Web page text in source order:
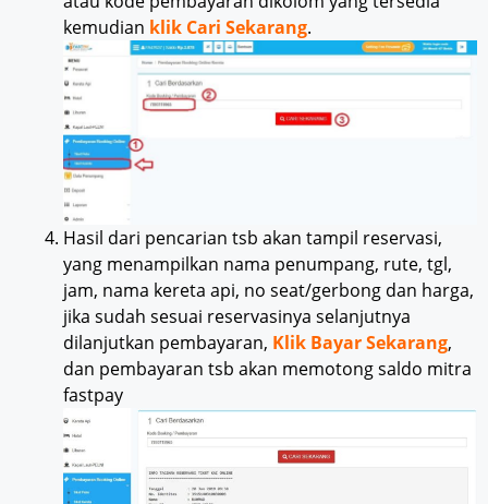
kemudian klik Cari Sekarang.
Hasil dari pencarian tsb akan tampil reservasi,
yang menampilkan nama penumpang, rute, tgl,
jam, nama kereta api, no seat/gerbong dan harga,
jika sudah sesuai reservasinya selanjutnya
dilanjutkan pembayaran, Klik Bayar Sekarang,
dan pembayaran tsb akan memotong saldo mitra
fastpay